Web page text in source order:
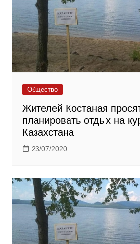
Общество
Жителей Костаная
планировать отдых на
Казахстана
23/07/2020